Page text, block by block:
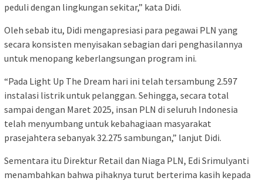
peduli dengan lingkungan sekitar,” kata Didi.
Oleh sebab itu, Didi mengapresiasi para pegawai PLN yang
secara konsisten menyisakan sebagian dari penghasilannya
untuk menopang keberlangsungan program ini.
“Pada Light Up The Dream hari ini telah tersambung 2.597
instalasi listrik untuk pelanggan. Sehingga, secara total
sampai dengan Maret 2025, insan PLN di seluruh Indonesia
telah menyumbang untuk kebahagiaan masyarakat
prasejahtera sebanyak 32.275 sambungan,” lanjut Didi.
Sementara itu Direktur Retail dan Niaga PLN, Edi Srimulyanti
menambahkan bahwa pihaknya turut berterima kasih kepada